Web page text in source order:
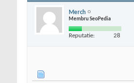
Merch
Membru SeoPedia
Reputatie: 28